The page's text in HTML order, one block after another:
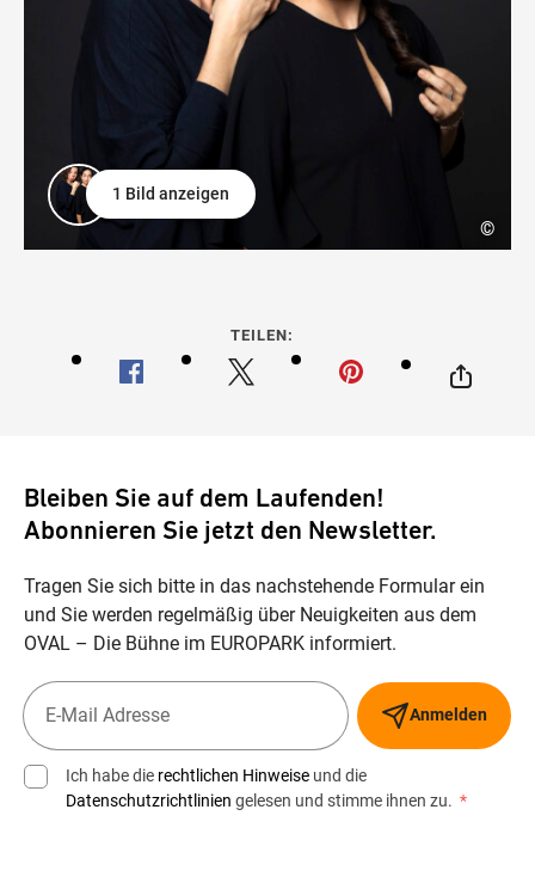
©
1 Bild anzeigen
TEILEN:
Bleiben Sie auf dem Laufenden!
Abonnieren Sie jetzt den Newsletter.
Tragen Sie sich bitte in das nachstehende Formular ein
und Sie werden regelmäßig über Neuigkeiten aus dem
OVAL – Die Bühne im EUROPARK informiert.
Anmelden
Ich habe die rechtlichen Hinweise und die
Datenschutzrichtlinien gelesen und stimme ihnen zu. *